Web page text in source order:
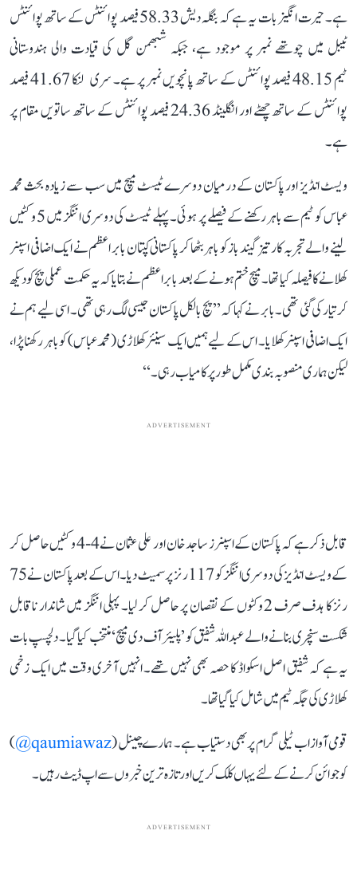
ہے۔ حیرت انگیز بات یہ ہے کہ بنگلہ دیش 58.33 فیصد پوائنٹس کے ساتھ پوائنٹس
ٹیبل میں چوتھے نمبر پر موجود ہے، جبکہ شبھمن گل کی قیادت والی ہندوستانی
ٹیم 48.15 فیصد پوائنٹس کے ساتھ پانچویں نمبر پر ہے۔ سری لنکا 41.67 فیصد
پوائنٹس کے ساتھ چھٹے اور انگلینڈ 24.36 فیصد پوائنٹس کے ساتھ ساتویں مقام پر
ہے۔
ویسٹ انڈیز اور پاکستان کے درمیان دوسرے ٹیسٹ میچ میں سب سے زیادہ بحث محمد
عباس کو ٹیم سے باہر رکھنے کے فیصلے پر ہوئی۔ پہلے ٹیسٹ کی دوسری اننگز میں 5 وکٹیں
لینے والے تجربہ کار تیز گیند باز کو باہر بٹھا کر پاکستانی کپتان بابر اعظم نے ایک اضافی اسپنر
کھلانے کا فیصلہ کیا تھا۔ میچ ختم ہونے کے بعد بابر اعظم نے بتایا کہ یہ حکمت عملی پچ کو دیکھ
کر تیار کی گئی تھی۔ بابر نے کہا کہ ’’پچ بالکل پاکستان جیسی لگ رہی تھی۔ اسی لیے ہم نے
ایک اضافی اسپنر کھلایا۔ اس کے لیے ہمیں ایک سینئر کھلاڑی (محمد عباس) کو باہر رکھنا پڑا،
لیکن ہماری منصوبہ بندی مکمل طور پر کامیاب رہی۔‘‘
ADVERTISEMENT
قابل ذکر ہے کہ پاکستان کے اسپنرز ساجد خان اور علی عثمان نے 4-4 وکٹیں حاصل کر
کے ویسٹ انڈیز کی دوسری اننگز کو 117 رنز پر سمیٹ دیا۔ اس کے بعد پاکستان نے 75
رنز کا ہدف صرف 2 وکٹوں کے نقصان پر حاصل کر لیا۔ پہلی اننگز میں شاندار ناقابل
شکست سنچری بنانے والے عبداللہ شفیق کو ’پلیئر آف دی میچ‘ منتخب کیا گیا۔ دلچسپ بات
یہ ہے کہ شفیق اصل اسکواڈ کا حصہ بھی نہیں تھے۔ انہیں آخری وقت میں ایک زخمی
کھلاڑی کی جگہ ٹیم میں شامل کیا گیا تھا۔
قومی آواز اب ٹیلی گرام پر بھی دستیاب ہے۔ ہمارے چینل (qaumiawaz@
)
کو جوائن کرنے کے لئے یہاں کلک کریں اور تازہ ترین خبروں سے اپ ڈیٹ رہیں۔
ADVERTISEMENT